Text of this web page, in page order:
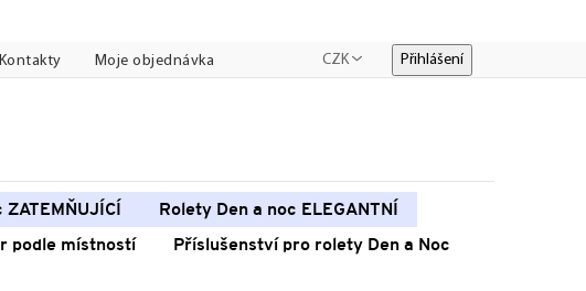
Kontakty Moje objednávka CZK Přihlášení
Rolety Den a noc ELEGANTNÍ
podle místností
Příslušenství pro rolety Den a Noc